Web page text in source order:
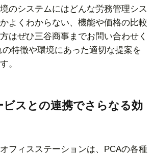
のシステムにはどんな労務管理シス
よくわからない、機能や価格の比較
はぜひ三谷商事までお問い合わせく
特徴や環境にあった適切な提案を
。
ビスとの連携でさらなる効
フィスステーションは、PCAの各種